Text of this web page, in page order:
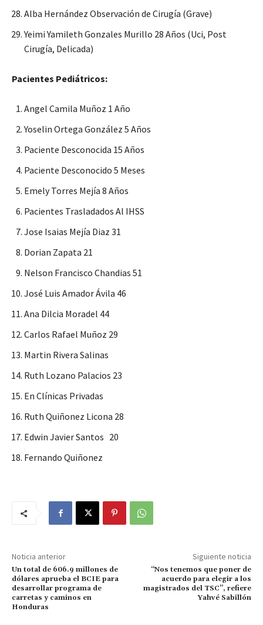
Alba Hernández Observación de Cirugía (Grave)
Yeimi Yamileth Gonzales Murillo 28 Años (Uci, Post
Cirugía, Delicada)
Pacientes Pediátricos:
Angel Camila Muñoz 1 Año
Yoselin Ortega González 5 Años
Paciente Desconocida 15 Años
Paciente Desconocido 5 Meses
Emely Torres Mejía 8 Años
Pacientes Trasladados Al IHSS
Jose Isaias Mejía Diaz 31
Dorian Zapata 21
Nelson Francisco Chandias 51
José Luis Amador Ávila 46
Ana Dilcia Moradel 44
Carlos Rafael Muñoz 29
Martin Rivera Salinas
Ruth Lozano Palacios 23
En Clínicas Privadas
Ruth Quiñonez Licona 28
Edwin Javier Santos 20
Fernando Quiñonez
Noticia anterior
Un total de 606.9 millones de
dólares aprueba el BCIE para
desarrollar programa de
carretas y caminos en
Honduras
Siguiente noticia
“Nos tenemos que poner de
acuerdo para elegir a los
magistrados del TSC”, refiere
Yahvé Sabillón